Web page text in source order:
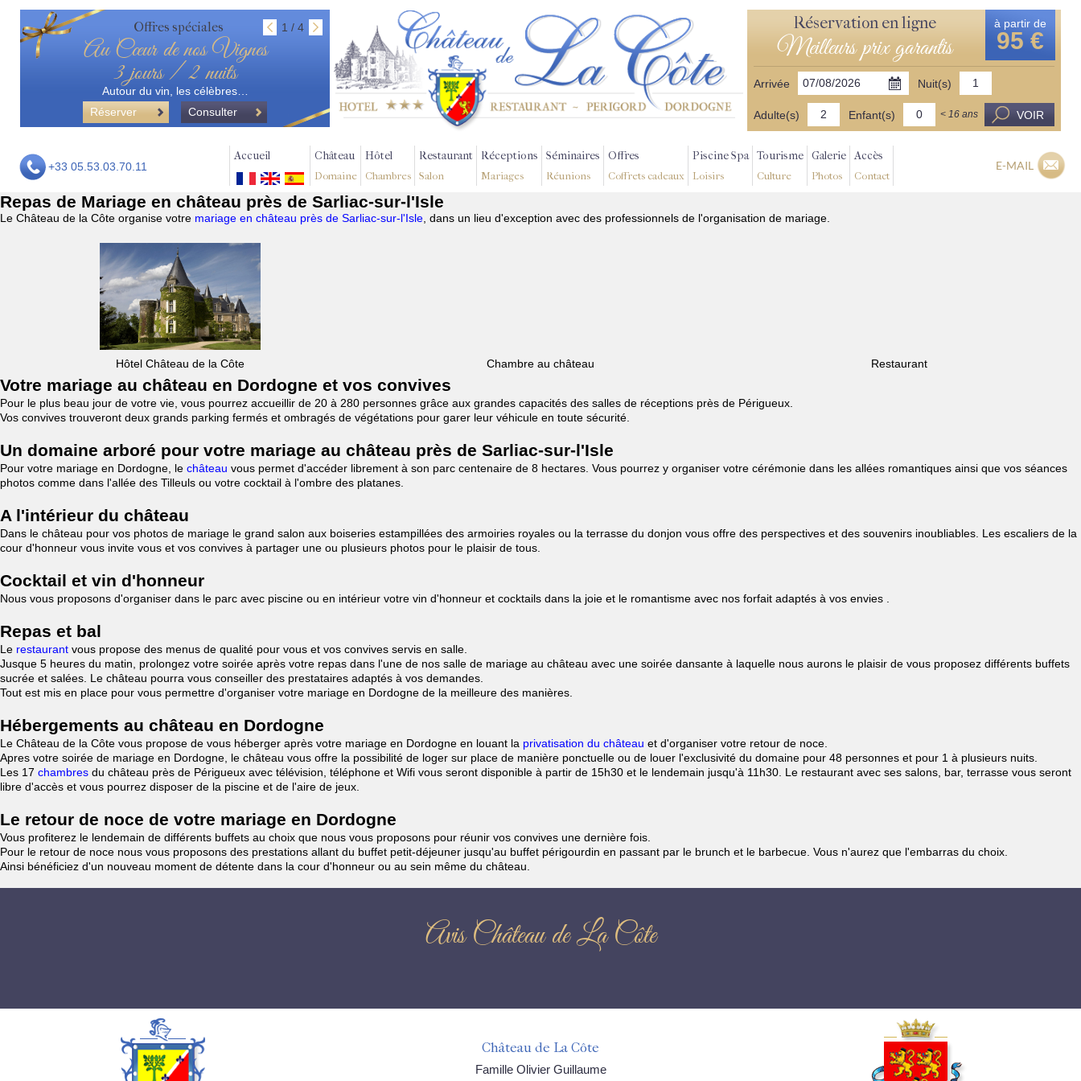
Offres spéciales 1 / 4
Au Cœur de nos Vignes
3 jours / 2 nuits
Autour du vin, les célèbres…
Réserver
Consulter
Réservation en ligne
Meilleurs prix garantis
à partir de
95 €
Arrivée Nuit(s)
Adulte(s) Enfant(s) < 16 ans VOIR
+33 05.53.03.70.11
Accueil Château
Domaine
Hôtel
Chambres
Restaurant
Salon
Réceptions
Mariages
Séminaires
Réunions
Offres
Coffrets cadeaux
Piscine Spa
Loisirs
Tourisme
Culture
Galerie
Photos
Accès
Contact
E-MAIL
Repas de Mariage en château près de Sarliac-sur-l'Isle
Le Château de la Côte organise votre mariage en château près de Sarliac-sur-l'Isle , dans un lieu d'exception avec des professionnels de l'organisation de mariage.
Hôtel Château de la Côte Chambre au château Restaurant
Votre mariage au château en Dordogne et vos convives
Pour le plus beau jour de votre vie, vous pourrez accueillir de 20 à 280 personnes grâce aux grandes capacités des salles de réceptions près de Périgueux.
Vos convives trouveront deux grands parking fermés et ombragés de végétations pour garer leur véhicule en toute sécurité.
Un domaine arboré pour votre mariage au château près de Sarliac-sur-l'Isle
Pour votre mariage en Dordogne, le château vous permet d'accéder librement à son parc centenaire de 8 hectares. Vous pourrez y organiser votre cérémonie dans les allées romantiques ainsi que vos séances
photos comme dans l'allée des Tilleuls ou votre cocktail à l'ombre des platanes.
A l'intérieur du château
Dans le château pour vos photos de mariage le grand salon aux boiseries estampillées des armoiries royales ou la terrasse du donjon vous offre des perspectives et des souvenirs inoubliables. Les escaliers de la
cour d'honneur vous invite vous et vos convives à partager une ou plusieurs photos pour le plaisir de tous.
Cocktail et vin d'honneur
Nous vous proposons d'organiser dans le parc avec piscine ou en intérieur votre vin d'honneur et cocktails dans la joie et le romantisme avec nos forfait adaptés à vos envies .
Repas et bal
Le restaurant vous propose des menus de qualité pour vous et vos convives servis en salle.
Jusque 5 heures du matin, prolongez votre soirée après votre repas dans l'une de nos salle de mariage au château avec une soirée dansante à laquelle nous aurons le plaisir de vous proposez différents buffets
sucrée et salées. Le château pourra vous conseiller des prestataires adaptés à vos demandes.
Tout est mis en place pour vous permettre d'organiser votre mariage en Dordogne de la meilleure des manières.
Hébergements au château en Dordogne
Le Château de la Côte vous propose de vous héberger après votre mariage en Dordogne en louant la privatisation du château et d'organiser votre retour de noce.
Apres votre soirée de mariage en Dordogne, le château vous offre la possibilité de loger sur place de manière ponctuelle ou de louer l'exclusivité du domaine pour 48 personnes et pour 1 à plusieurs nuits.
Les 17 chambres du château près de Périgueux avec télévision, téléphone et Wifi vous seront disponible à partir de 15h30 et le lendemain jusqu'à 11h30. Le restaurant avec ses salons, bar, terrasse vous seront
libre d'accès et vous pourrez disposer de la piscine et de l'aire de jeux.
Le retour de noce de votre mariage en Dordogne
Vous profiterez le lendemain de différents buffets au choix que nous vous proposons pour réunir vos convives une dernière fois.
Pour le retour de noce nous vous proposons des prestations allant du buffet petit-déjeuner jusqu'au buffet périgourdin en passant par le brunch et le barbecue. Vous n'aurez que l'embarras du choix.
Ainsi bénéficiez d'un nouveau moment de détente dans la cour d'honneur ou au sein même du château.
Avis Château de La Côte
Château de La Côte
Famille Olivier Guillaume